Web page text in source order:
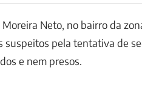
Moreira Neto, no bairro da
suspeitos pela tentativa de
e nem presos.